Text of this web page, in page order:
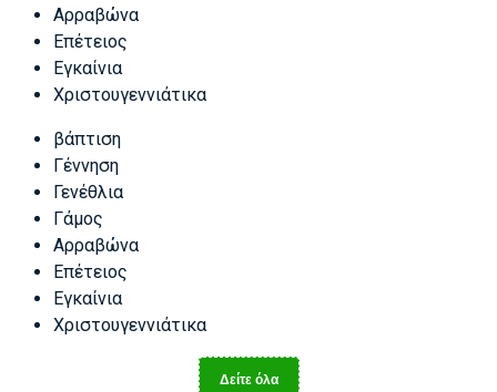
Αρραβώνα
Επέτειος
Εγκαίνια
Χριστουγεννιάτικα
βάπτιση
Γέννηση
Γενέθλια
Γάμος
Αρραβώνα
Επέτειος
Εγκαίνια
Χριστουγεννιάτικα
Δείτε όλα